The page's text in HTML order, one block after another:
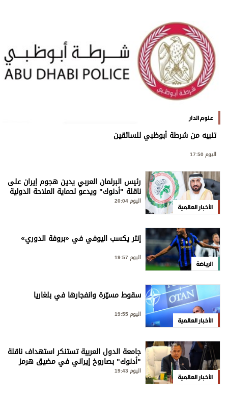
علوم الدار
تنبيه من شرطة أبوظبي للسائقين
اليوم 17:50
الأخبار العالمية
رئيس البرلمان العربي يدين هجوم إيران على
ناقلة "أدنوك" ويدعو لحماية الملاحة الدولية
اليوم 20:04
الرياضة
إنتر يكسب اليوفي في «بروفة الدوري»
اليوم 19:57
الأخبار العالمية
سقوط مسيّرة وانفجارها في بلغاريا
اليوم 19:55
الأخبار العالمية
جامعة الدول العربية تستنكر استهداف ناقلة
"أدنوك" بصاروخ إيراني في مضيق هرمز
اليوم 19:43